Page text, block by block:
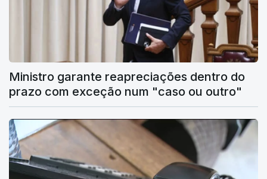
Ministro garante reapreciações dentro do
prazo com exceção num "caso ou outro"